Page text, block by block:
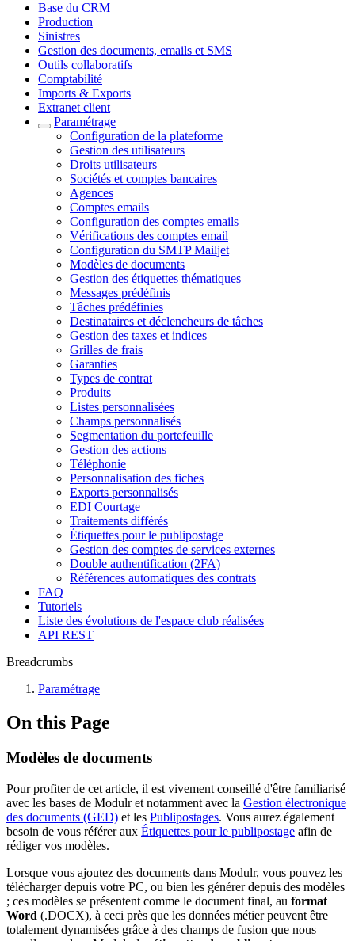
Base du CRM
Production
Sinistres
Gestion des documents, emails et SMS
Outils collaboratifs
Comptabilité
Imports & Exports
Extranet client
Paramétrage
Configuration de la plateforme
Gestion des utilisateurs
Droits utilisateurs
Sociétés et comptes bancaires
Agences
Comptes emails
Configuration des comptes emails
Vérifications des comptes email
Configuration du SMTP Mailjet
Modèles de documents
Gestion des étiquettes thématiques
Messages prédéfinis
Tâches prédéfinies
Destinataires et déclencheurs de tâches
Gestion des taxes et indices
Grilles de frais
Garanties
Types de contrat
Produits
Listes personnalisées
Champs personnalisés
Segmentation du portefeuille
Gestion des actions
Téléphonie
Personnalisation des fiches
Exports personnalisés
EDI Courtage
Traitements différés
Étiquettes pour le publipostage
Gestion des comptes de services externes
Double authentification (2FA)
Références automatiques des contrats
FAQ
Tutoriels
Liste des évolutions de l'espace club réalisées
API REST
Breadcrumbs
Paramétrage
On this Page
Modèles de documents
Pour profiter de cet article, il est vivement conseillé d'être familiarisé
avec les bases de Modulr et notamment avec la Gestion électronique
des documents (GED) et les Publipostages. Vous aurez également
besoin de vous référer aux Étiquettes pour le publipostage afin de
rédiger vos modèles.
Lorsque vous ajoutez des documents dans Modulr, vous pouvez les
télécharger depuis votre PC, ou bien les générer depuis des modèles
; ces modèles se présentent comme le document final, au format
Word (.DOCX), à ceci près que les données métier peuvent être
totalement dynamisées grâce à des champs de fusion que nous